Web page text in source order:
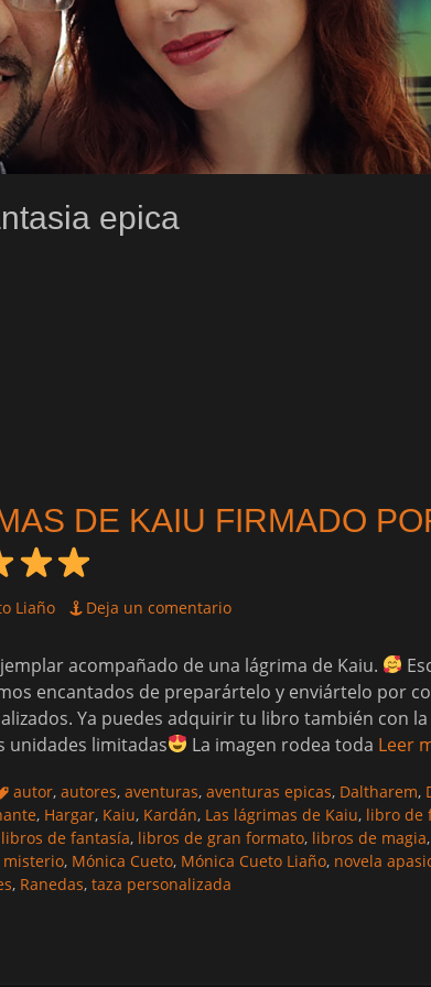
epica
DE KAIU FIRMADO
Liaño Deja un comentario
acompañado de una lágrima de Kaiu.
encantados de preparártelo y enviártelo por
Ya puedes adquirir tu libro también con
unidades limitadas
La imagen rodea toda Leer
autor, autores, aventuras, aventuras epicas, Daltharem,
, Hargar, Kaiu, Kardán, Las lágrimas de Kaiu, libro de
libros de fantasía, libros de gran formato, libros de magia,
misterio, Mónica Cueto, Mónica Cueto Liaño, novela
, Ranedas, taza personalizada